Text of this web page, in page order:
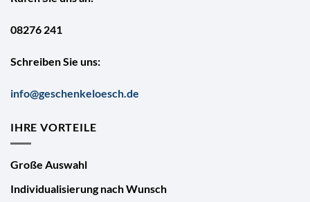
08276 241
Schreiben Sie uns:
info@geschenkeloesch.de
IHRE VORTEILE
Große Auswahl
Individualisierung nach Wunsch